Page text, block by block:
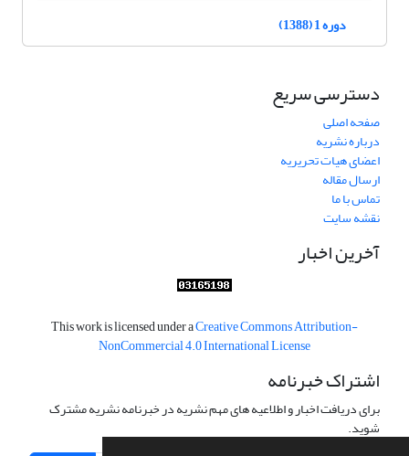
دوره 1 (1388)
دسترسی سریع
صفحه اصلی
درباره نشریه
اعضای هیات تحریریه
ارسال مقاله
تماس با ما
نقشه سایت
آخرین اخبار
This work is licensed under aCreative Commons Attribution-
NonCommercial 4.0 International License
اشتراک خبرنامه
برای دریافت اخبار و اطلاعیه های مهم نشریه در خبرنامه نشریه مشترک
شوید.